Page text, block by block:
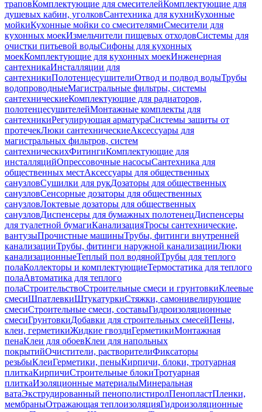
траповКомплектующие для смесителейКомплектующие для
душевых кабин, уголковСантехника для кухниКухонные
мойкиКухонные мойки со смесителямиСмесители для
кухонных моекИзмельчители пищевых отходовСистемы для
очистки питьевой водыСифоны для кухонных
моекКомплектующие для кухонных моекИнженерная
сантехникаИнсталляции для
сантехникиПолотенцесушителиОтвод и подвод водыТрубы
водопроводныеМагистральные фильтры, системы
сантехническиеКомплектующие для радиаторов,
полотенцесушителейМонтажные комплекты для
сантехникиРегулирующая арматураСистемы защиты от
протечекЛюки сантехническиеАксессуары для
магистральных фильтров, систем
сантехническихФитингиКомплектующие для
инсталляцийОпрессовочные насосыСантехника для
общественных местАксессуары для общественных
санузловСушилки для рукДозаторы для общественных
санузловСенсорные дозаторы для общественных
санузловЛоктевые дозаторы для общественных
санузловДиспенсеры для бумажных полотенецДиспенсеры
для туалетной бумагиКанализацияТросы сантехнические,
вантузыПрочистные машиныТрубы, фитинги внутренней
канализацииТрубы, фитинги наружной канализацииЛюки
канализационныеТеплый пол водянойТрубы для теплого
полаКоллекторы и комплектующиеТермостатика для теплого
полаАвтоматика для теплого
полаСтроительствоСтроительные смеси и грунтовкиКлеевые
смесиШпатлевкиШтукатуркиСтяжки, самонивелирующие
смесиСтроительные смеси, составыГидроизоляционные
смесиГрунтовкиДобавки для строительных смесейПены,
клеи, герметикиЖидкие гвоздиГерметикиМонтажная
пенаКлеи для обоевКлеи для напольных
покрытийОчистители, растворителиФиксаторы
резьбыКлеиГерметики, пеныКирпичи, блоки, тротуарная
плиткаКирпичиСтроительные блокиТротуарная
плиткаИзоляционные материалыМинеральная
ватаЭкструдированный пенополистиролПенопластПленки,
мембраныОтражающая теплоизоляцияГидроизоляционные